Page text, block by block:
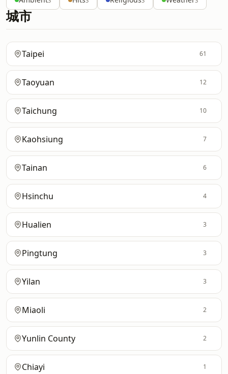
城市
Taipei 61
Taoyuan 12
Taichung 10
Kaohsiung 7
Tainan 6
Hsinchu 4
Hualien 3
Pingtung 3
Yilan 3
Miaoli 2
Yunlin County 2
Chiayi 1